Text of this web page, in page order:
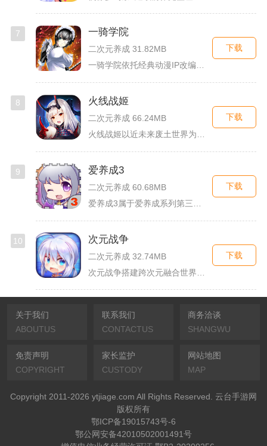
7 一骑学院
二次元养成 31.82MB
一骑学院依托经典动漫IP改编，把三国武将化身学院少女角色，主...
下载
8 火线战姬
二次元养成 66.24MB
下载
9 爱养成3
二次元养成 60.68MB
下载
10 次元战争
二次元养成 32.74MB
下载
关于我们
ABOUTUS
联系我们
CONTACTUS
商务洽谈
SHANGWU
免责声明
COPYRIGHT
家长监护
CUSTODY
网站地图
MAP
Copyright 2011-2026 ytjiage.com All Rights Reserved. 云台手游网
版权所有
鄂ICP备19015743号-6
鄂公网安备42010502001491号